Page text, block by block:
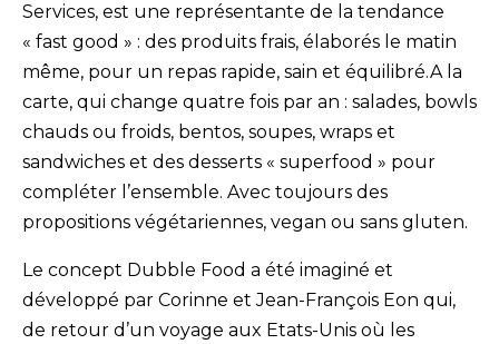
Services, est une représentante de la tendance
« fast good » : des produits frais, élaborés le matin
même, pour un repas rapide, sain et équilibré.A la
carte, qui change quatre fois par an : salades, bowls
chauds ou froids, bentos, soupes, wraps et
sandwiches et des desserts « superfood » pour
compléter l’ensemble. Avec toujours des
propositions végétariennes, vegan ou sans gluten.
Le concept Dubble Food a été imaginé et
développé par Corinne et Jean-François Eon qui,
de retour d’un voyage aux Etats-Unis où les